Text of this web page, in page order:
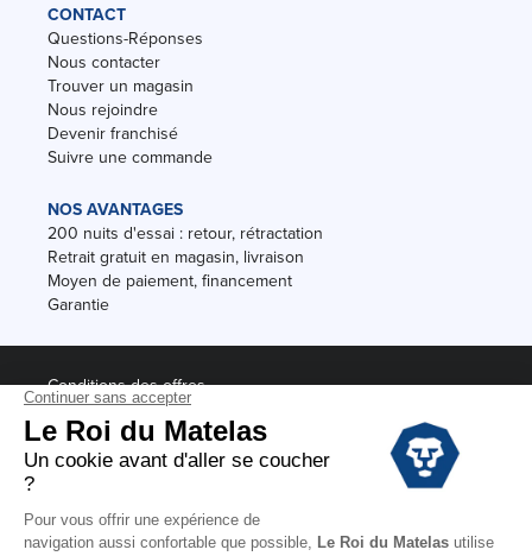
CONTACT
Questions-Réponses
Nous contacter
Trouver un magasin
Nous rejoindre
Devenir franchisé
Suivre une commande
NOS AVANTAGES
200 nuits d'essai : retour, rétractation
Retrait gratuit en magasin, livraison
Moyen de paiement, financement
Garantie
Conditions des offres
Black Friday
Destockage
Soldes
Conditions Générales de vente magasin